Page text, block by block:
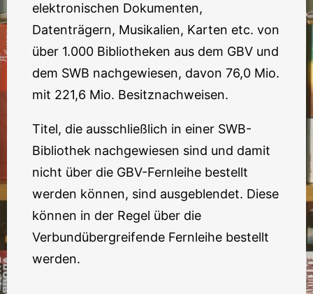
elektronischen Dokumenten,
Datenträgern, Musikalien, Karten etc. von
über 1.000 Bibliotheken aus dem GBV und
dem SWB nachgewiesen, davon 76,0 Mio.
mit 221,6 Mio. Besitznachweisen.
Titel, die ausschließlich in einer SWB-
Bibliothek nachgewiesen sind und damit
nicht über die GBV-Fernleihe bestellt
werden können, sind ausgeblendet. Diese
können in der Regel über die
Verbundübergreifende Fernleihe bestellt
werden.